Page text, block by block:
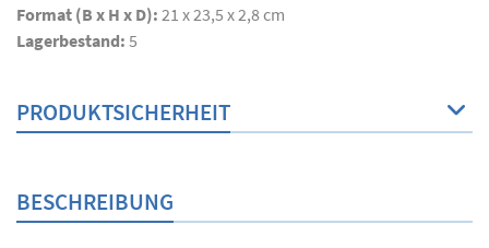
Format (B x H x D): 21 x 23,5 x 2,8 cm
Lagerbestand: 5
PRODUKTSICHERHEIT
BESCHREIBUNG